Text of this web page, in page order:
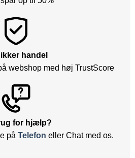
handel
webshop med høj TrustScore
for hjælp?
på Telefon eller Chat med os.